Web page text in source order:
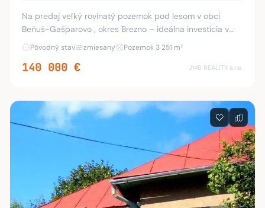
Na predaj veľký rovinatý pozemok pod lesom v obci
Beňuš-Gašparovo , okres Brezno – ideálna investícia v
lone prírody, na pozemku 60- ročný rodinný dom v
pôvodnom stave Hľadáte pokoj, priestor a príle
Pôvodný stav zmiesany Pozemok 3 251 m²
140 000 € JMB REALITY s.r.o.